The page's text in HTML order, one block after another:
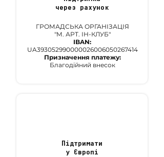
через рахунок
ГРОМАДСЬКА ОРГАНІЗАЦІЯ
"М. АРТ. ІН-КЛУБ"
IBAN:
UA393052990000026006050267414
Призначення платежу:
Благодійний внесок
Підтримати
у Європі